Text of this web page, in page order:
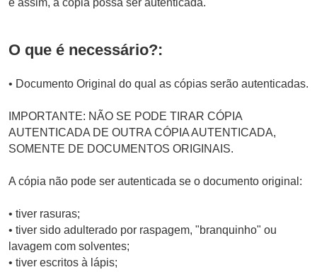
e assim, a cópia possa ser autenticada.
O que é necessário?:
• Documento Original do qual as cópias serão autenticadas.
IMPORTANTE: NÃO SE PODE TIRAR CÓPIA
AUTENTICADA DE OUTRA CÓPIA AUTENTICADA,
SOMENTE DE DOCUMENTOS ORIGINAIS.
A cópia não pode ser autenticada se o documento original:
• tiver rasuras;
• tiver sido adulterado por raspagem, "branquinho" ou
lavagem com solventes;
• tiver escritos à lápis;